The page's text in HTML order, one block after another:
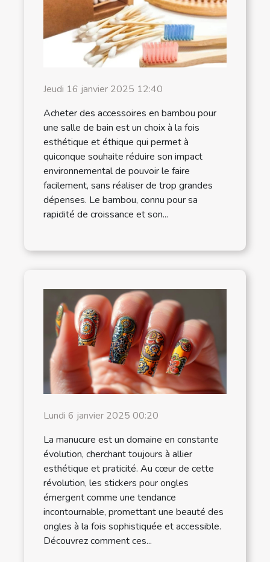
Jeudi 16 janvier 2025 12:40
Acheter des accessoires en bambou pour
une salle de bain est un choix à la fois
esthétique et éthique qui permet à
quiconque souhaite réduire son impact
environnemental de pouvoir le faire
facilement, sans réaliser de trop grandes
dépenses. Le bambou, connu pour sa
rapidité de croissance et son...
Lundi 6 janvier 2025 00:20
La manucure est un domaine en constante
évolution, cherchant toujours à allier
esthétique et praticité. Au cœur de cette
révolution, les stickers pour ongles
émergent comme une tendance
incontournable, promettant une beauté des
ongles à la fois sophistiquée et accessible.
Découvrez comment ces...